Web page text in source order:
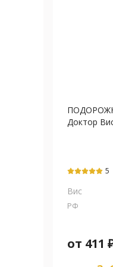
Доктор
5
Вис
РФ
от 411